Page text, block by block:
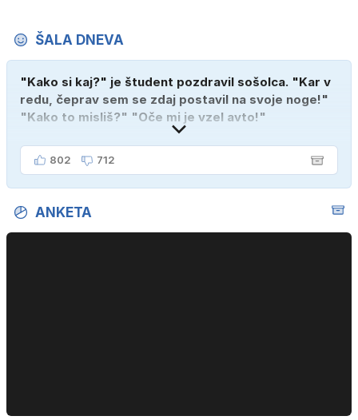
ŠALA DNEVA
"Kako si kaj?" je študent pozdravil sošolca. "Kar v
redu, čeprav sem se zdaj postavil na svoje noge!"
"Kako to misliš?" "Oče mi je vzel avto!"
802 712
ANKETA